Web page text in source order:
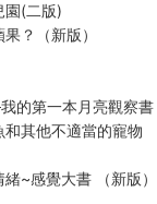
園(二版)
？（新版）
的第一本月亮觀察書
和其他不適當的寵物
~感覺大書 （新版）